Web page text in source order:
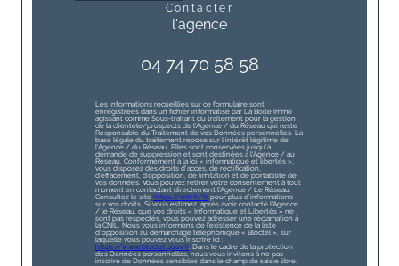
contacter
l'agence
04 74 70 58 58
Les informations recueillies sur ce formulaire sont
enregistrées dans un fichier informatisé par La Boite Immo
agissant comme Sous-traitant du traitement pour la gestion
de la clientèle/prospects de l'Agence / du Réseau qui reste
Responsable du Traitement de vos Données personnelles. La
base légale du traitement repose sur l'intérêt légitime de
l'Agence / du Réseau. Elles sont conservées jusqu'à
demande de suppression et sont destinées à l'Agence / au
Réseau. Conformément à la loi « informatique et libertés »,
vous disposez des droits d’accès, de rectification,
d’effacement, d’opposition, de limitation et de portabilité de
vos données. Vous pouvez retirer votre consentement à tout
moment en contactant directement l’Agence / Le Réseau.
Consultez le site https://cnil.fr/fr pour plus d’informations
sur vos droits. Si vous estimez, après avoir contacté l'Agence
/ le Réseau, que vos droits « Informatique et Libertés » ne
sont pas respectés, vous pouvez adresser une réclamation à
la CNIL. Nous vous informons de l’existence de la liste
d'opposition au démarchage téléphonique « Bloctel », sur
laquelle vous pouvez vous inscrire ici :
https://www.bloctel.gouv.fr. Dans le cadre de la protection
des Données personnelles, nous vous invitons à ne pas
inscrire de Données sensibles dans le champ de saisie libre.